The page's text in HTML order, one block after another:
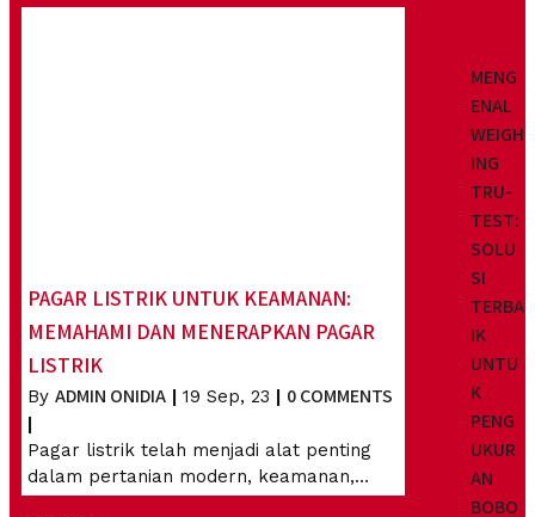
PAGAR LISTRIK UNTUK KEAMANAN:
MEMAHAMI DAN MENERAPKAN PAGAR
LISTRIK
By ADMIN ONIDIA | 19 Sep, 23 | 0 COMMENTS
|
Pagar listrik telah menjadi alat penting
dalam pertanian modern, keamanan,…
MENG
ENAL
WEIGH
ING
TRU-
TEST:
SOLU
SI
TERBA
IK
UNTU
K
PENG
UKUR
AN
BOBO